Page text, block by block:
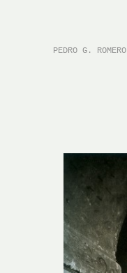
PEDRO G. ROMERO